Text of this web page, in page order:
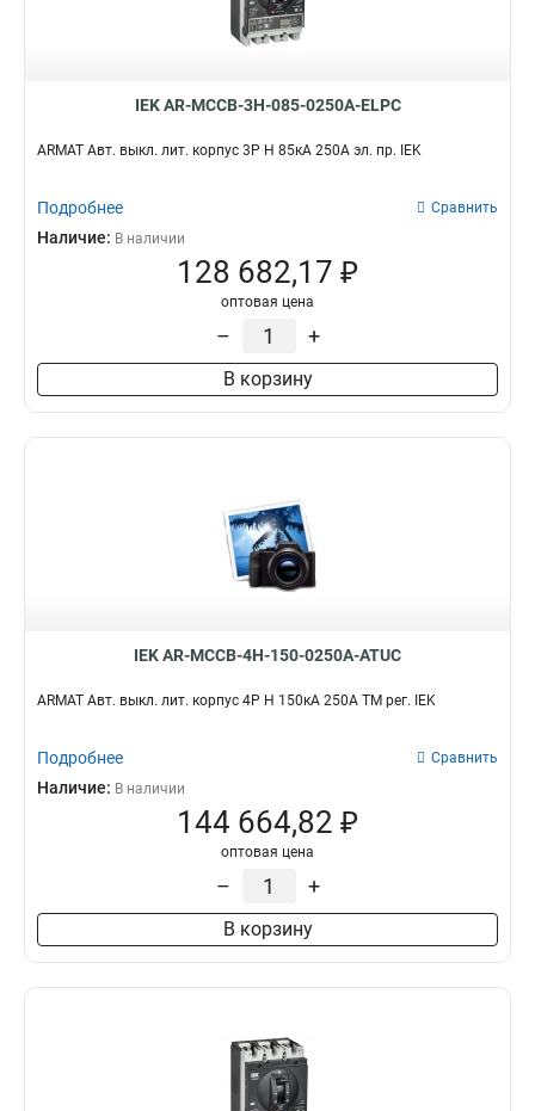
IEK AR-MCCB-3H-085-0250A-ELPC
ARMAT Авт. выкл. лит. корпус 3P H 85кА 250А эл. пр. IEK
Подробнее Сравнить
Наличие: В наличии
128 682,17 ₽
оптовая цена
– +
В корзину
IEK AR-MCCB-4H-150-0250A-ATUC
ARMAT Авт. выкл. лит. корпус 4P H 150кА 250А ТМ рег. IEK
Подробнее Сравнить
Наличие: В наличии
144 664,82 ₽
оптовая цена
– +
В корзину